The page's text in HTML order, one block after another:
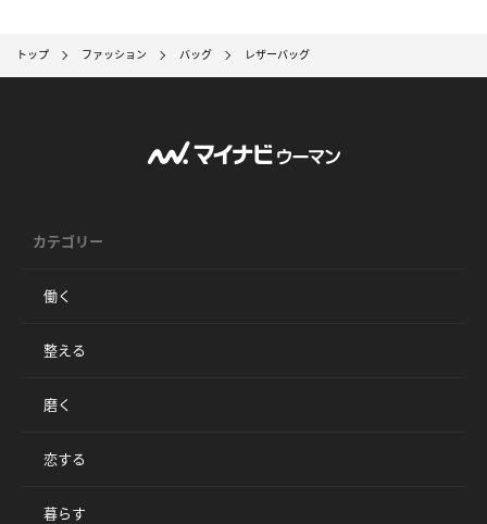
トップ ファッション バッグ レザーバッグ
カテゴリー
働く
整える
磨く
恋する
暮らす